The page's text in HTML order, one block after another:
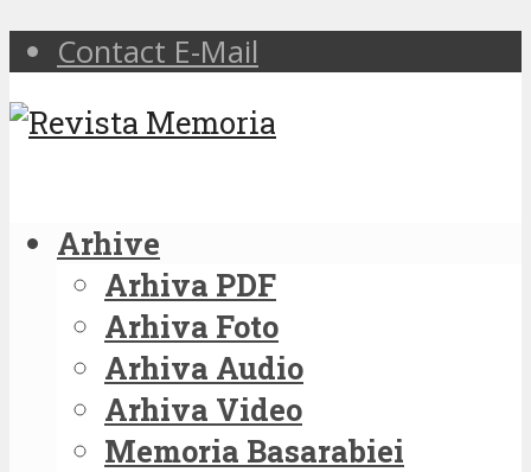
Contact E-Mail
Arhive
Arhiva PDF
Arhiva Foto
Arhiva Audio
Arhiva Video
Memoria Basarabiei